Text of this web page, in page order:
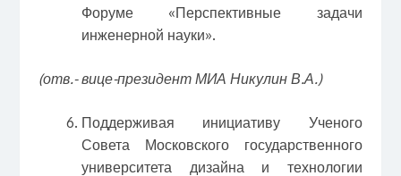
Форуме «Перспективные задачи
инженерной науки».
(отв.- вице-президент МИА Никулин В.А.)
Поддерживая инициативу Ученого
Совета Московского государственного
университета дизайна и технологии